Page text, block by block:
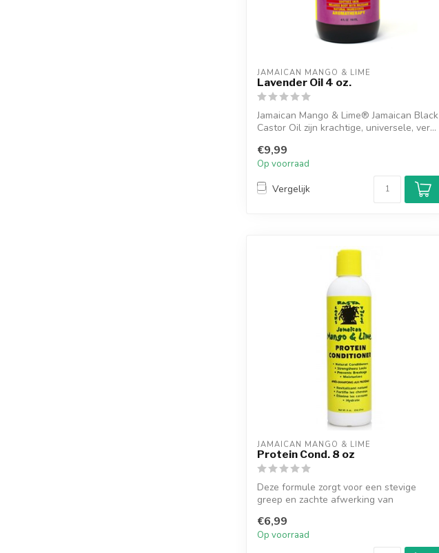
JAMAICAN MANGO & LIME
Lavender Oil 4 oz.
Jamaican Mango & Lime® Jamaican Black
Castor Oil zijn krachtige, universele, ver...
€9,99
Op voorraad
Vergelijk
JAMAICAN MANGO & LIME
Protein Cond. 8 oz
Deze formule zorgt voor een stevige
greep en zachte afwerking van
€6,99
Op voorraad